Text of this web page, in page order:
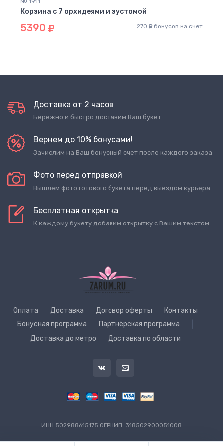
№ 1911
Корзина с 7 орхидеями и эустомой
5390 270 бонусов на счет
Доставка от 2 часов
Бережно и быстро доставим Ваш букет
Вернем до 10% бонусами!
Зачислим на Ваш бонусный счет после каждого заказа
Фото перед отправкой
Вышлем фото готового букета перед выездом курьера
Бесплатная открытка
К каждому букету добавим открытку с Вашим текстом
Оплата Доставка Договор оферты
Контакты
Бонусная программа
Партнёрская программа
Доставка до метро Доставка по области
ИНН 502988615175 ОГРНИП: 318502900051008